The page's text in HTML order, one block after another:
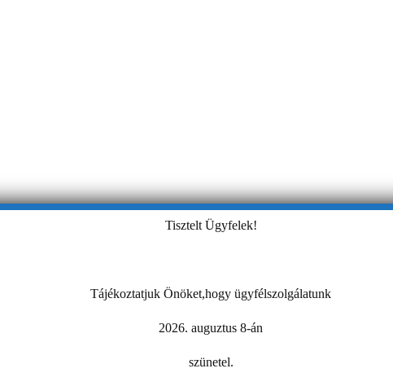
Tisztelt Ügyfelek!
Tájékoztatjuk Önöket,hogy ügyfélszolgálatunk
2026. auguztus 8-án
szünetel.